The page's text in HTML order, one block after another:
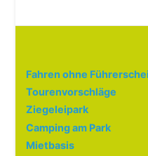
Fahren ohne
Tourenvorschläge
Ziegeleipark
Camping am Park
Mietbasis